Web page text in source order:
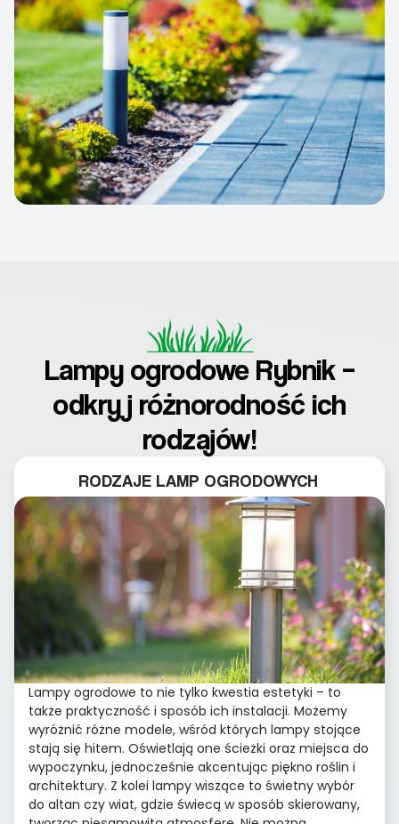
Lampy ogrodowe Rybnik –
odkryj różnorodność ich
rodzajów!
RODZAJE LAMP OGRODOWYCH
Lampy ogrodowe to nie tylko kwestia estetyki – to
także praktyczność i sposób ich instalacji. Możemy
wyróżnić różne modele, wśród których lampy stojące
stają się hitem. Oświetlają one ścieżki oraz miejsca do
wypoczynku, jednocześnie akcentując piękno roślin i
architektury. Z kolei lampy wiszące to świetny wybór
do altan czy wiat, gdzie świecą w sposób skierowany,